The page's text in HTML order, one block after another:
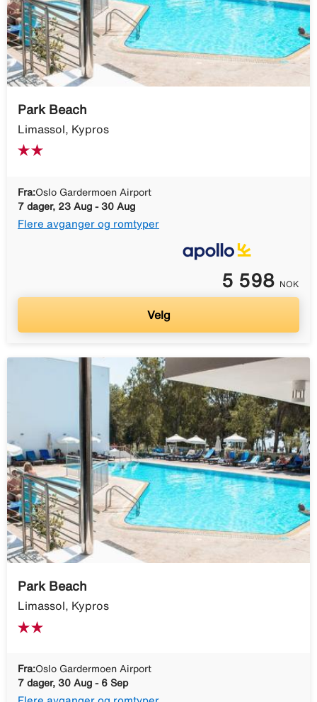
Park Beach
Limassol, Kypros
Fra:Oslo Gardermoen Airport
7 dager, 23 Aug - 30 Aug
Flere avganger og romtyper
5 598 NOK
Velg
Park Beach
Limassol, Kypros
Fra:Oslo Gardermoen Airport
7 dager, 30 Aug - 6 Sep